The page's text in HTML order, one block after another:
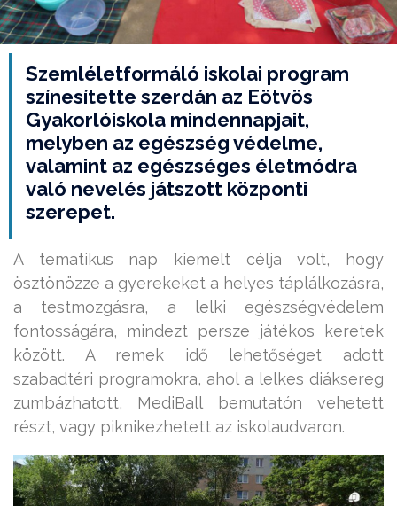
Szemléletformáló iskolai program
színesítette szerdán az Eötvös
Gyakorlóiskola mindennapjait,
melyben az egészség védelme,
valamint az egészséges életmódra
való nevelés játszott központi
szerepet.
A tematikus nap kiemelt célja volt, hogy
ösztönözze a gyerekeket a helyes táplálkozásra,
a testmozgásra, a lelki egészségvédelem
fontosságára, mindezt persze játékos keretek
között. A remek idő lehetőséget adott
szabadtéri programokra, ahol a lelkes diáksereg
zumbázhatott, MediBall bemutatón vehetett
részt, vagy piknikezhetett az iskolaudvaron.